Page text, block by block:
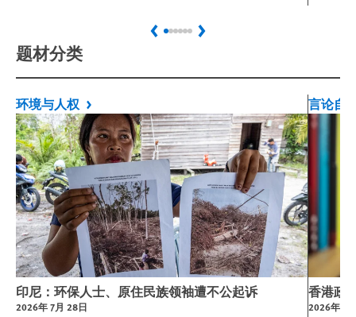
PreviousNext
题材分类
环境与人权
印尼：环保人士、原住民族领袖遭不公起诉
2026年 7月 28日
言论自
香港政
2026年 7